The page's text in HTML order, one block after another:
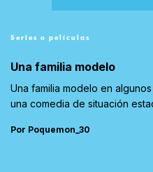
Series o películas
Una familia modelo
Una familia modelo en
una comedia de situación
Por Poquemon_30